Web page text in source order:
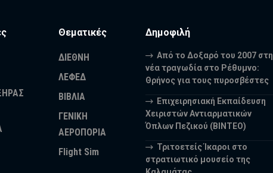
Θεματικές
ΔΙΕΘΝΗ
ΛΕΦΕΔ
ΒΙΒΛΙΑ
ΓΕΝΙΚΗ
ΑΕΡΟΠΟΡΙΑ
Flight Sim
Δημοφιλή
Από το Δοξαρό του 2007 στη
νέα τραγωδία στο Ρέθυμνο:
Θρήνος για τους πυροσβέστες
Επιχειρησιακή Εκπαίδευση
Χειριστών Αντιαρματικών
Όπλων Πεζικού (ΒΙΝΤΕΟ)
Τριτοετείς Ίκαροι στο
στρατιωτικό μουσείο της